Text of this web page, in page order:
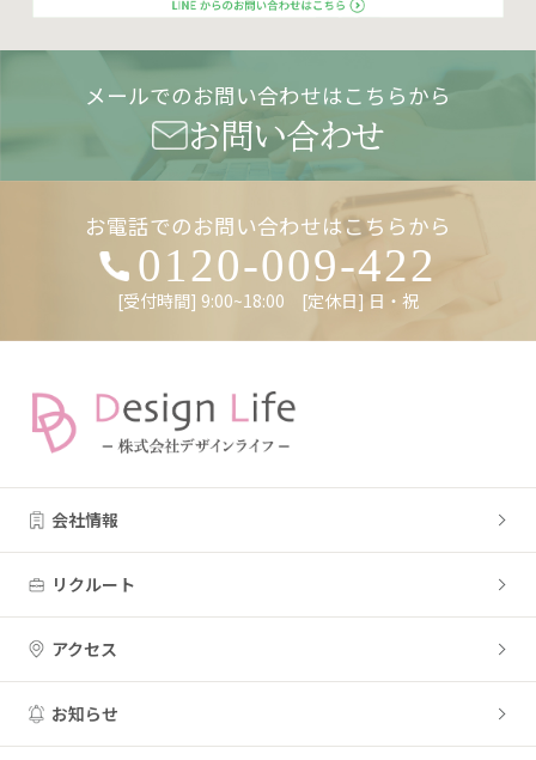
メールでのお問い合わせはこちらから
お問い合わせ
お電話でのお問い合わせはこちらから
0120-009-422
[受付時間] 9:00~18:00 [定休日] 日・祝
会社情報
リクルート
アクセス
お知らせ